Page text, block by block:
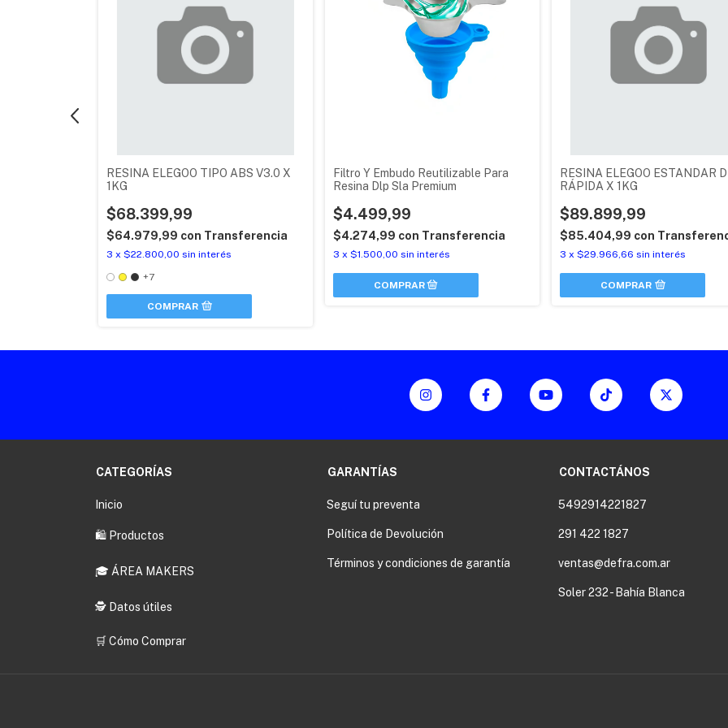
RESINA ELEGOO TIPO ABS V3.0 X
1KG
$68.399,99
$64.979,99 con Transferencia
3 x $22.800,00 sin interés
+7
COMPRAR
Filtro Y Embudo Reutilizable Para
Resina Dlp Sla Premium
$4.499,99
$4.274,99 con Transferencia
3 x $1.500,00 sin interés
RESINA ELEGOO ESTANDAR
RÁPIDA X 1KG
$89.899,99
$85.404,99 con
3 x $29.966,66 sin interés
COMPRAR
CATEGORÍAS
Inicio
🛍️ Productos
🎓 ÁREA MAKERS
🕵️ Datos útiles
🛒 Cómo Comprar
GARANTÍAS
Seguí tu preventa
Política de Devolución
Términos y condiciones de garantía
CONTACTÁNOS
5492914221827
291 422 1827
ventas@defra.com.ar
Soler 232 - Bahía Blanca